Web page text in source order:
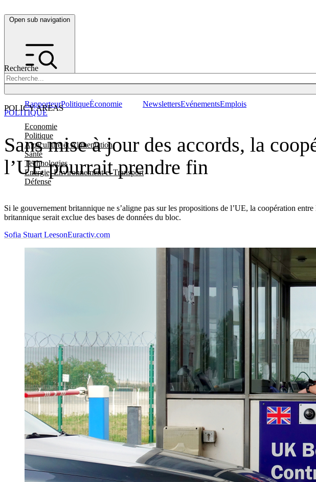
Open sub navigation
Recherche
POLICY AREAS
Economie
Politique
Agriculture et Alimentation
Santé
Technologies
Energie, Environnement et Transport
Défense
RapporteurPolitiqueÉconomie NewslettersEvénementsEmplois
Sans mise à jour des accords, la
l’UE pourrait prendre fin
Si le gouvernement britannique ne s’aligne pas sur les propositions de l’UE, la coopération
britannique serait exclue des bases de données du bloc.
POLITIQUE
Sofia Stuart LeesonEuractiv.com